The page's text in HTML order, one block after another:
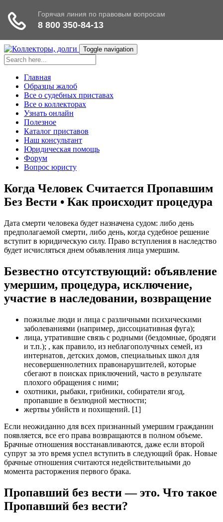
Toggle navigation
Главная
Образцы жалоб
Все о судебных приставах
Все о коллекторах
Узнать онлайн
Полезное
Каталог приставов
Наш консультант
Юридическая помощь
Форум
Вопрос юристу
Когда Человек Считается Пропавшим
Без Вести • Как происходит процедура
Дата смерти человека будет назначена судом: либо день
предполагаемой смерти, либо день, когда судебное решение
вступит в юридическую силу. Право вступления в наследство
будет исчисляться днем объявления лица умершим.
Безвестно отсутствующий: объявление
умершим, процедура, исключение,
участие в наследовании, возвращение
пожилые люди и лица с различными психическими
заболеваниями (например, диссоциативная фуга);
лица, утратившие связь с родными (бездомные, бродяги
и т.п.); , как правило, из неблагополучных семей, из
интернатов, детских домов, специальных школ для
несовершеннолетних правонарушителей, которые
сбегают в поисках приключений, часто в результате
плохого обращения с ними;
охотники, рыбаки, грибники, собиратели ягод,
пропавшие в безлюдной местности;
жертвы убийств и похищений. [1]
Если неожиданно для всех признанный умершим гражданин
появляется, все его права возвращаются в полном объеме.
Брачные отношения восстанавливаются, даже если второй
супруг за это время успел вступить в следующий брак. Новые
брачные отношения считаются недействительными до
момента расторжения первого брака.
Пропавший без вести — это. Что такое
Пропавший без вести?